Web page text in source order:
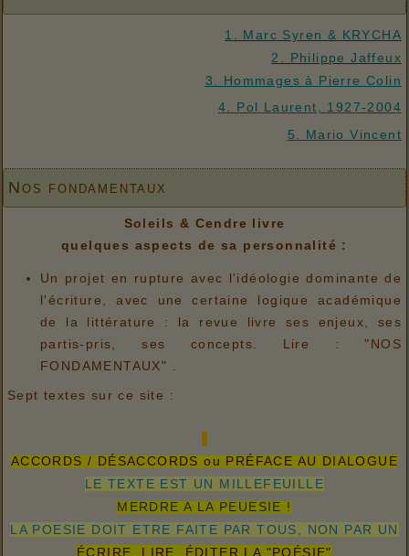
1. Marc Syren & KRYCHA
2. Philippe Jaffeux
3. Hommages à Pierre Colin
4. Pol Laurent, 1927-2004
5. Mario Vincent
Nos fondamentaux
Soleils & Cendre livre
quelques aspects de sa personnalité :
Un projet en rupture avec l'idéologie dominante de
l'écriture, avec une certaine logique académique
de la littérature : la revue livre ses enjeux, ses
partis-pris, ses concepts. Lire : "NOS
FONDAMENTAUX" .
Sept textes sur ce site :
ACCORDS / DÉSACCORDS ou PRÉFACE AU DIALOGUE
LE TEXTE EST UN MILLEFEUILLE
MERDRE A LA PEUESIE !
LA POESIE DOIT ETRE FAITE PAR TOUS, NON PAR UN
ÉCRIRE, LIRE, ÉDITER LA "POÉSIE"